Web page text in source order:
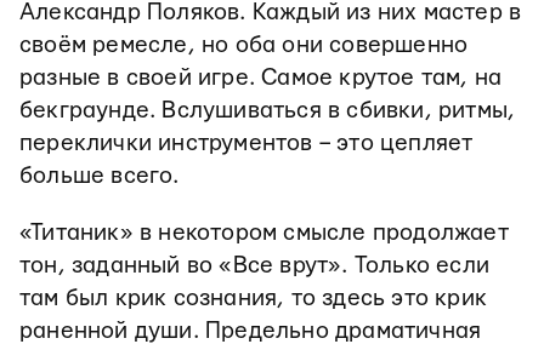
Александр Поляков. Каждый из них мастер в
своём ремесле, но оба они совершенно
разные в своей игре. Самое крутое там, на
бекграунде. Вслушиваться в сбивки, ритмы,
переклички инструментов – это цепляет
больше всего.
«Титаник» в некотором смысле продолжает
тон, заданный во« Все врут». Только если
там был крик сознания, то здесь это крик
раненной души. Предельно драматичная